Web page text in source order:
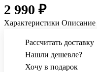
2 990 ₽
Характеристики Описание
Рассчитать доставку
Нашли дешевле?
Хочу в подарок